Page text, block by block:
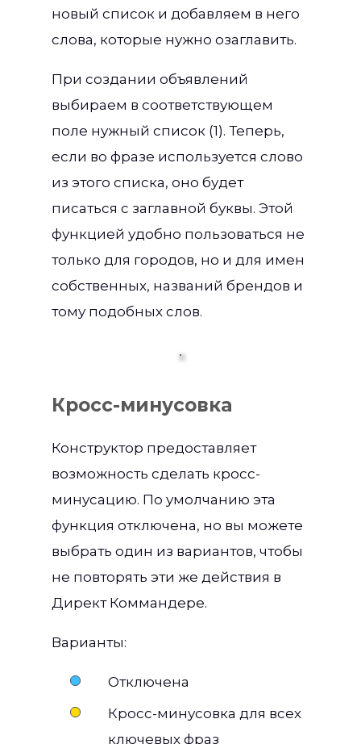
новый список и добавляем в него
слова, которые нужно озаглавить.
При создании объявлений
выбираем в соответствующем
поле нужный список (1). Теперь,
если во фразе используется слово
из этого списка, оно будет
писаться с заглавной буквы. Этой
функцией удобно пользоваться не
только для городов, но и для имен
собственных, названий брендов и
тому подобных слов.
Кросс-минусовка
Конструктор предоставляет
возможность сделать кросс-
минусацию. По умолчанию эта
функция отключена, но вы можете
выбрать один из вариантов, чтобы
не повторять эти же действия в
Директ Коммандере.
Варианты:
Отключена
Кросс-минусовка для всех
ключевых фраз